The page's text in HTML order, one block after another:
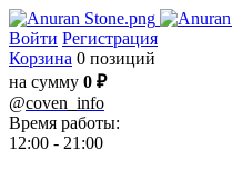
Войти Регистрация
Корзина 0 позиций
на сумму 0 ₽
@coven_info
Время работы:
12:00 - 21:00